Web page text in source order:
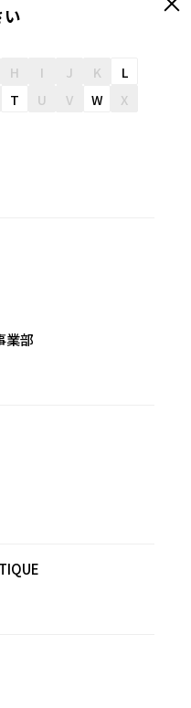
加
ストです。 ボトムはワイ
パンツM
H I J K
L
T U V W
X
業部